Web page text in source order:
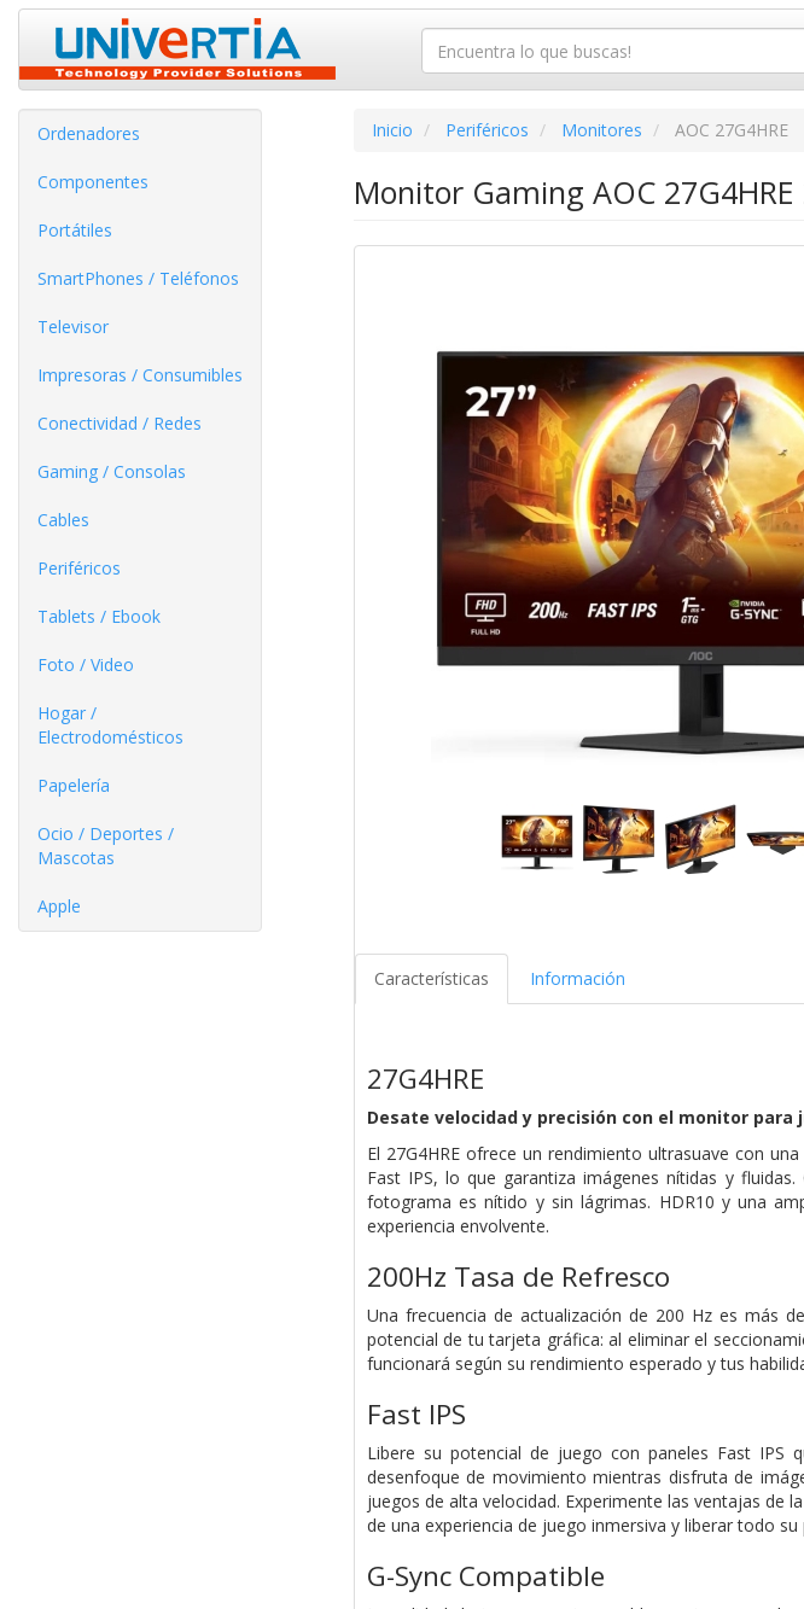
Ordenadores
Componentes
Portátiles
SmartPhones / Teléfonos
Televisor
Impresoras / Consumibles
Conectividad / Redes
Gaming / Consolas
Cables
Periféricos
Tablets / Ebook
Foto / Video
Hogar /
Electrodomésticos
Papelería
Ocio / Deportes /
Mascotas
Apple
Inicio Periféricos Monitores AOC 27G4HRE
Monitor Gaming AOC
Características Información
27G4HRE
Desate velocidad y precisión con el monitor para
El 27G4HRE ofrece un rendimiento ultrasuave con
Fast IPS, lo que garantiza imágenes nítidas y
fotograma es nítido y sin lágrimas. HDR10 y una
experiencia envolvente.
200Hz Tasa de Refresco
Una frecuencia de actualización de 200 Hz es más
potencial de tu tarjeta gráfica: al eliminar el
funcionará según su rendimiento esperado y tus
Fast IPS
Libere su potencial de juego con paneles Fast IPS
desenfoque de movimiento mientras disfruta de
juegos de alta velocidad. Experimente las ventajas de
de una experiencia de juego inmersiva y liberar todo su
G-Sync Compatible